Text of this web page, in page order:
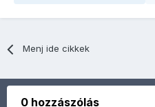
Menj ide cikkek
0 hozzászólás